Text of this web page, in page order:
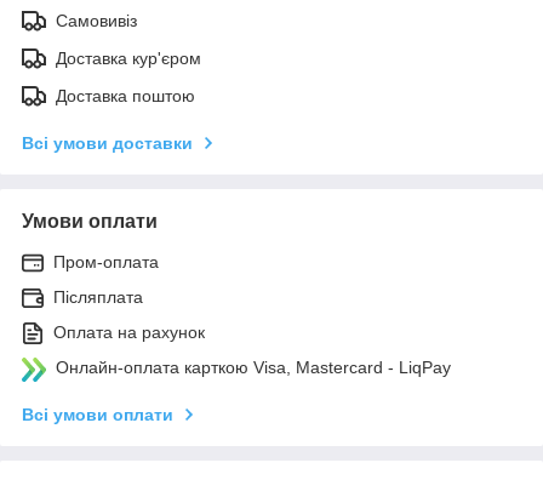
Самовивіз
Доставка кур'єром
Доставка поштою
Всі умови доставки
Умови оплати
Пром-оплата
Післяплата
Оплата на рахунок
Онлайн-оплата карткою Visa, Mastercard - LiqPay
Всі умови оплати